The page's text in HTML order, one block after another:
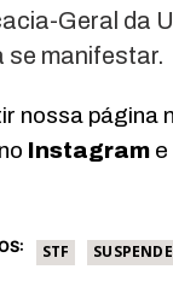
Geral da
se manifestar.
nossa página
Instagrame
STF SUSPENDE